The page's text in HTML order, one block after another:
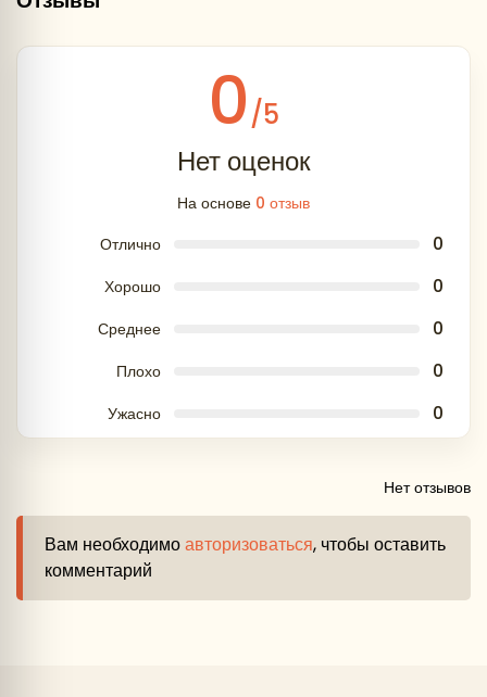
Внимание:
0/5
Нет оценок
На основе 0 отзыв
Отлично
0
Хорошо 0
Среднее 0
Плохо 0
Ужасно 0
Нет отзывов
Вам необходимоавторизоваться, чтобы оставить
комментарий